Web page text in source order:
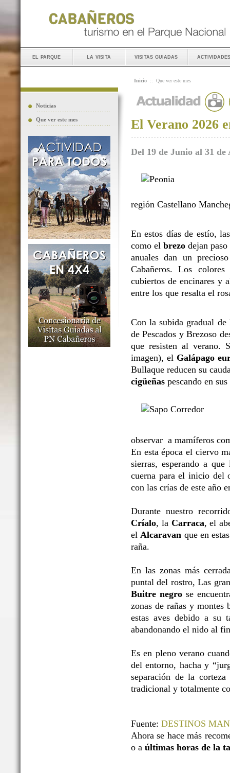
el parque la visita visitas guiadas actividades
Noticias
Que ver este mes
Inicio :: Que ver este mes
El Verano 2026
Del 19 de Junio al 31 de
región Castellano
En estos días de estío,
como elbrezodejan
anuales dan un
Cabañeros. Los
cubiertos de encinares y
entre los que resalta el
Con la subida gradual de
de Pescados y Brezoso
que resisten al verano.
imagen), el Galápago
Bullaque reducen su
cigüeñas pescando en
observar a mamíferos
En esta época el ciervo
sierras, esperando a
cuerna para el inicio del
con las crías de este año
Durante nuestro
Críalo, la Carraca, el
elAlcaravan que en
raña.
En las zonas más
puntal del rostro, Las
Buitre negrose
zonas de rañas y
estas aves debido a su
abandonando el nido al
Es en pleno verano
del entorno, hacha y
separación de la
tradicional y totalmente
Fuente: DESTINOS
Ahora se hace más
o a últimas horas de la